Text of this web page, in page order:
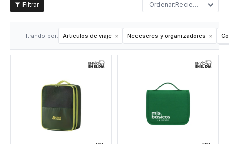
Recientes
Filtrando por: Artículos de viaje Neceseres y organizadores